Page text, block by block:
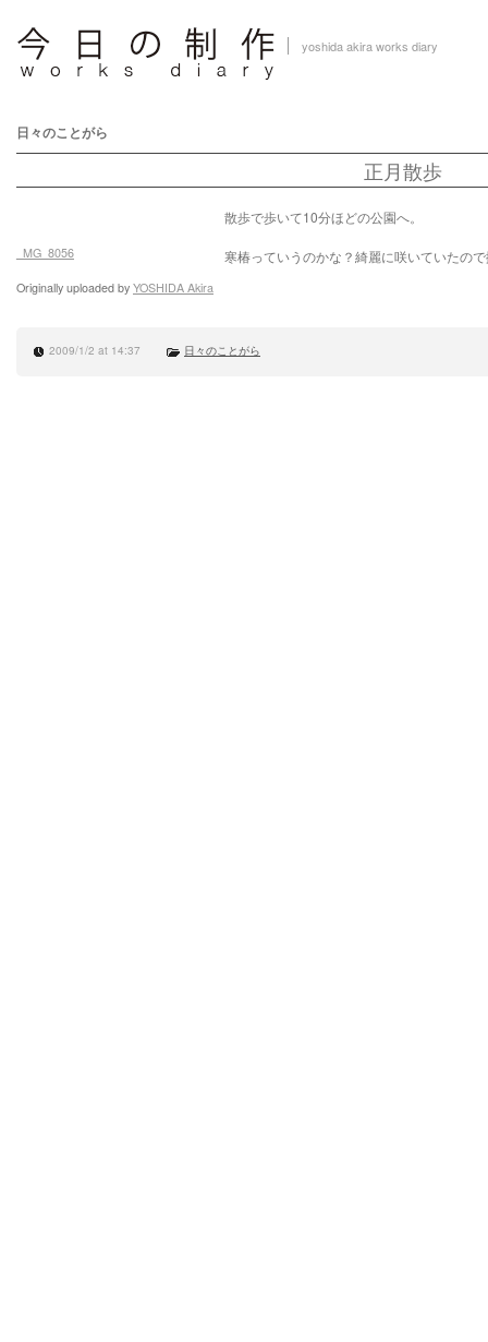
yoshida akira works diary
日々のことがら
正月散歩
_MG_8056
Originally uploaded by YOSHIDA Akira
散歩で歩いて10分ほどの公園へ。
寒椿っていうのかな？綺麗に咲いていたの
2009/1/2 at 14:37 日々のことがら